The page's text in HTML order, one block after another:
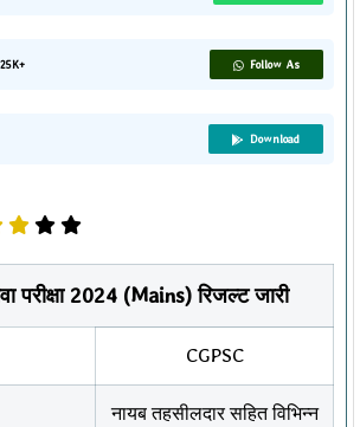
Follow As
Download
परीक्षा 2024 (Mains) रिजल्ट जारी
CGPSC
नायब तहसीलदार सहित विभिन्न